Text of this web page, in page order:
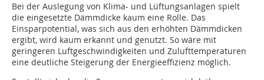
Bei der Auslegung von Klima- und Lüftungsanlagen spielt
die eingesetzte Dämmdicke kaum eine Rolle. Das
Einsparpotential, was sich aus den erhöhten Dämmdicken
ergibt, wird kaum erkannt und genutzt. So wäre mit
geringeren Luftgeschwindigkeiten und Zulufttemperaturen
eine deutliche Steigerung der Energieeffizienz möglich.